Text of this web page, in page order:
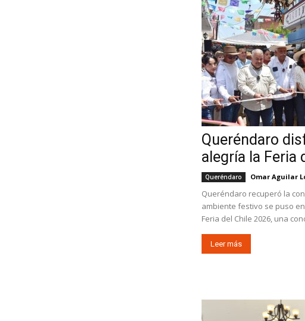
Queréndaro
alegría la Feria
Queréndaro Omar Aguilar
Queréndaro recuperó la
ambiente festivo se puso
Feria del Chile 2026, una
Leer más